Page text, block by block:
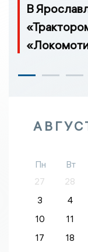
В
Пн Вт
27
28
3
4
10
11
17
18